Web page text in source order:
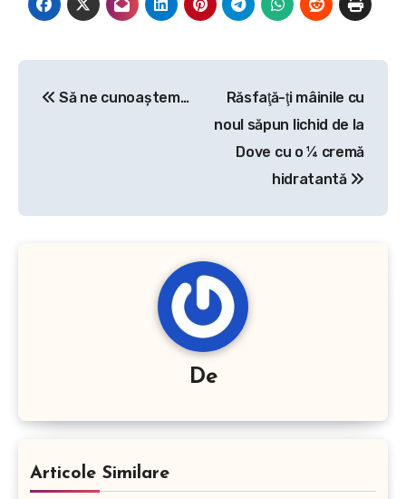
Să ne cunoaştem…
Răsfaţă-ţi mâinile cu
noul săpun lichid de la
Dove cu o ¼ cremă
hidratantă
De
Articole Similare